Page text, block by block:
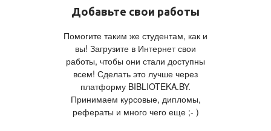
Добавьте свои работы
Помогите таким же студентам, как и
вы! Загрузите в Интернет свои
работы, чтобы они стали доступны
всем! Сделать это лучше через
платформу BIBLIOTEKA.BY.
Принимаем курсовые, дипломы,
рефераты и много чего еще ;- )